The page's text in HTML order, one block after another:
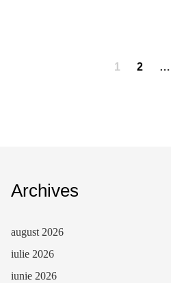
Posts navigation
1 2 …
Archives
august 2026
iulie 2026
iunie 2026